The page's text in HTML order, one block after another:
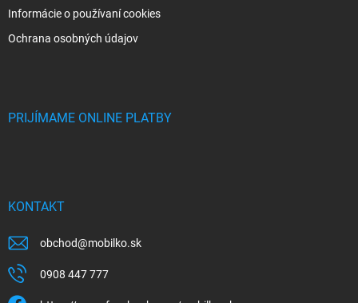
Informácie o používaní cookies
Ochrana osobných údajov
PRIJÍMAME ONLINE PLATBY
KONTAKT
obchod@mobilko.sk
0908 447 777